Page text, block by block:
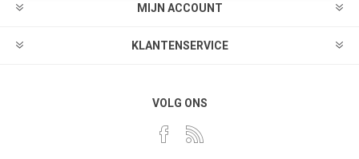
MIJN ACCOUNT
KLANTENSERVICE
VOLG ONS